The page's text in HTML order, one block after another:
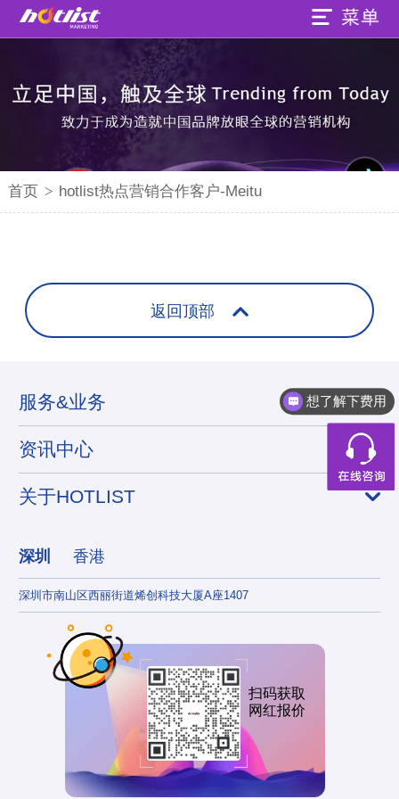
首页 > hotlist热点营销合作客户-Meitu
返回顶部
服务&业务
资讯中心
关于HOTLIST
深圳 香港
深圳市南山区西丽街道烯创科技大厦A座1407
扫码获取
网红报价
想了解下费用